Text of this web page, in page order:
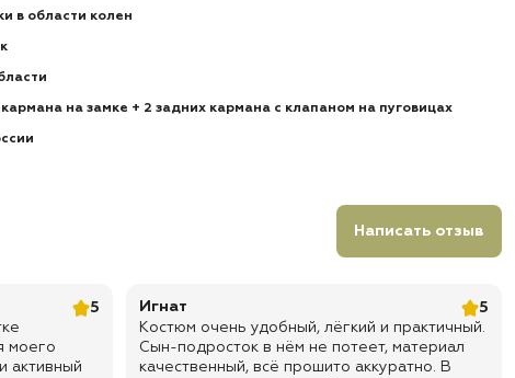
в области колен
на замке + 2 задних кармана с клапаном на пуговицах
Написать отзыв
5
моего
активный
Игнат
5
Костюм очень удобный, лёгкий и практичный.
Сын-подросток в нём не потеет, материал
качественный, всё прошито аккуратно. В